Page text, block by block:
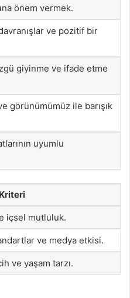
önem vermek.
ve pozitif bir
giyinme ve ifade etme
görünümümüz ile barışık
uyumlu
içsel mutluluk.
ve medya etkisi.
ve yaşam tarzı.